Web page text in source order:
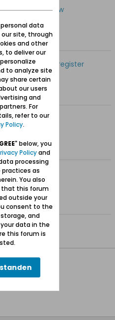
/ Nowa Cerkiew
und Taufregister
data
site, through
and other
to deliver our
to analyze site
share certain
our users
and
For
refer to our
Policy.
" below, you
Policyand
processing
practices as
You also
that this forum
outside your
consent to the
and
data in the
this forum is